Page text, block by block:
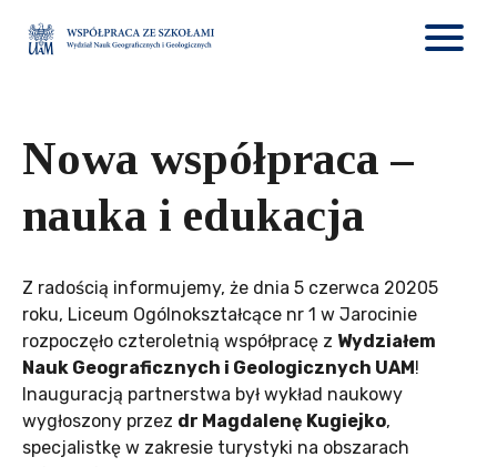
Nowa współpraca –
nauka i edukacja
Z radością informujemy, że dnia 5 czerwca 20205
roku, Liceum Ogólnokształcące nr 1 w Jarocinie
rozpoczęło czteroletnią współpracę z Wydziałem
Nauk Geograficznych i Geologicznych UAM!
Inauguracją partnerstwa był wykład naukowy
wygłoszony przez dr Magdalenę Kugiejko,
specjalistkę w zakresie turystyki na obszarach